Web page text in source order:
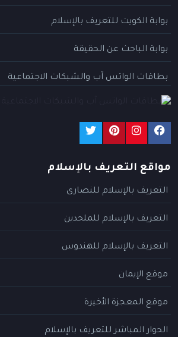
بوابة الكويت للتعريف بالإسلام
بوابة الباحث عن الحقيقة
بطاقات الواتس آب والشبكات الاجتماعية
مواقع التعريف بالإسلام
التعريف بالإسلام للنصارى
التعريف بالإسلام للملحدين
التعريف بالإسلام للهندوس
موقع الإيمان
موقع المعجزة الأخيرة
الحوار المباشر للتعريف بالإسلام